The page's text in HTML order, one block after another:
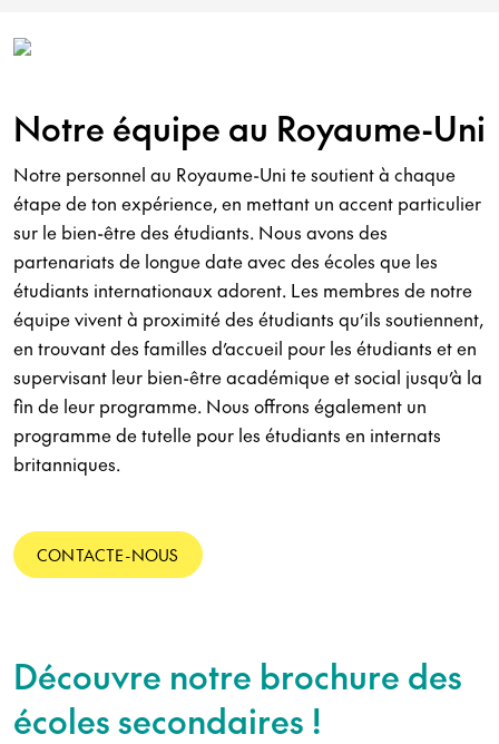
Notre équipe au Royaume-Uni
Notre personnel au Royaume-Uni te soutient à chaque
étape de ton expérience, en mettant un accent particulier
sur le bien-être des étudiants. Nous avons des
partenariats de longue date avec des écoles que les
étudiants internationaux adorent. Les membres de notre
équipe vivent à proximité des étudiants qu’ils soutiennent,
en trouvant des familles d’accueil pour les étudiants et en
supervisant leur bien-être académique et social jusqu’à la
fin de leur programme. Nous offrons également un
programme de tutelle pour les étudiants en internats
britanniques.
CONTACTE-NOUS
Découvre notre brochure des
écoles secondaires !